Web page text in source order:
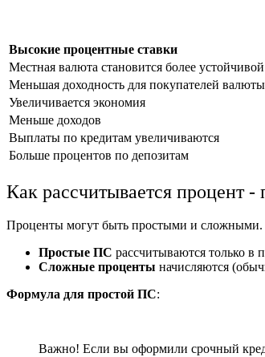
Высокие процентные ставки
Местная валюта становится более устойчивой
Меньшая доходность для покупателей
Увеличивается экономия
Меньше доходов
Выплаты по кредитам увеличиваются
Больше процентов по депозитам
Как рассчитывается процент
Проценты могут быть простыми и сложными.
Простые ПС рассчитываются только в
Сложные проценты начисляются
Формула для простой ПС:
Важно! Если вы оформили срочный